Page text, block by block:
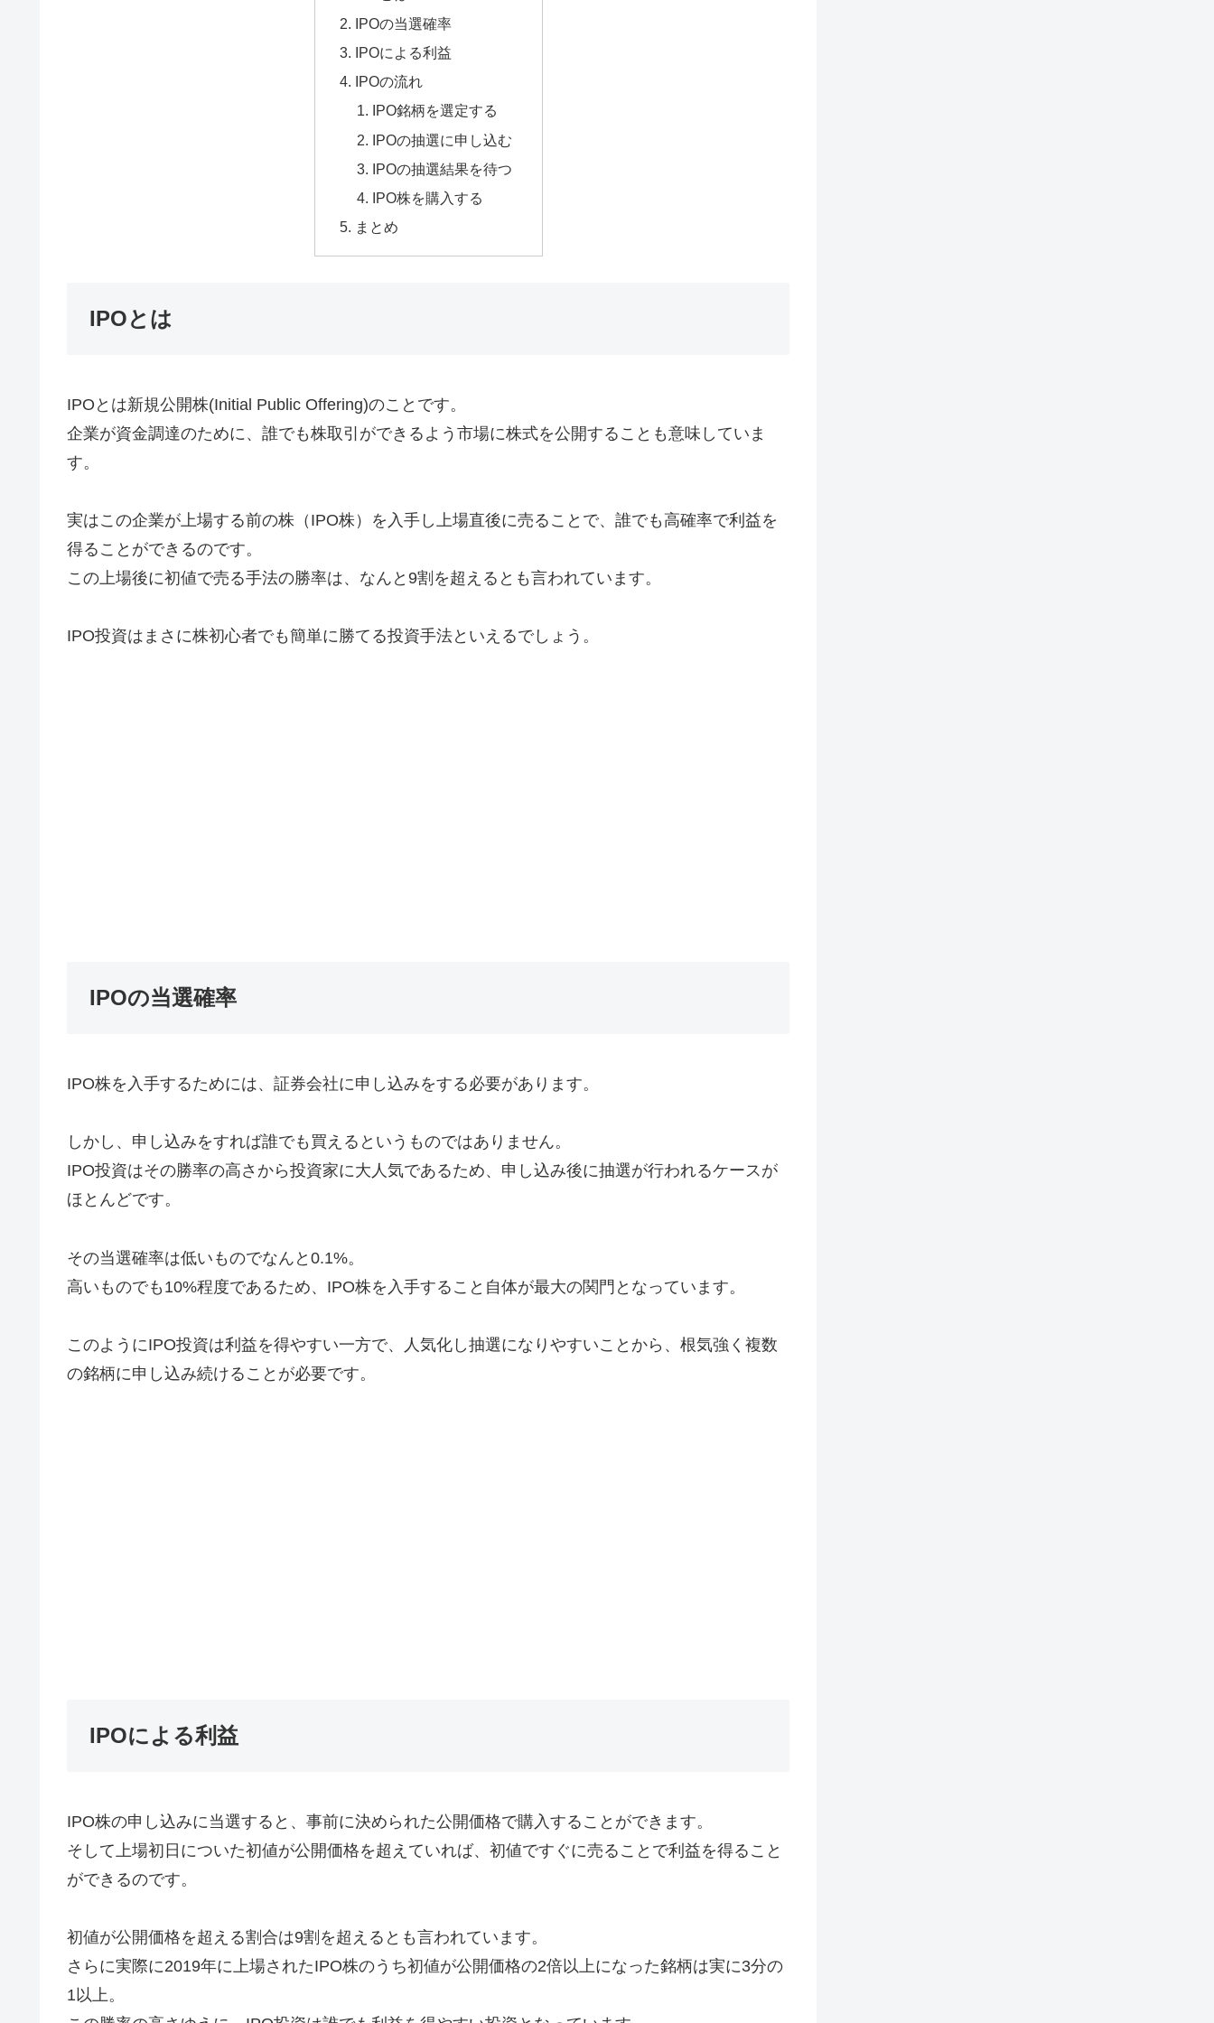
IPOの当選確率
IPOによる利益
IPOの流れ
IPO銘柄を選定する
IPOの抽選に申し込む
IPOの抽選結果を待つ
IPO株を購入する
まとめ
IPOとは
IPOとは新規公開株(Initial Public Offering)のことです。
企業が資金調達のために、誰でも株取引ができるよう市場に株式を公開することも意味していま
す。
実はこの企業が上場する前の株（IPO株）を入手し上場直後に売ることで、誰でも高確率で利益を
得ることができるのです。
この上場後に初値で売る手法の勝率は、なんと9割を超えるとも言われています。
IPO投資はまさに株初心者でも簡単に勝てる投資手法といえるでしょう。
IPOの当選確率
IPO株を入手するためには、証券会社に申し込みをする必要があります。
しかし、申し込みをすれば誰でも買えるというものではありません。
IPO投資はその勝率の高さから投資家に大人気であるため、申し込み後に抽選が行われるケースが
ほとんどです。
その当選確率は低いものでなんと0.1%。
高いものでも10%程度であるため、IPO株を入手すること自体が最大の関門となっています。
このようにIPO投資は利益を得やすい一方で、人気化し抽選になりやすいことから、根気強く複数
の銘柄に申し込み続けることが必要です。
IPOによる利益
IPO株の申し込みに当選すると、事前に決められた公開価格で購入することができます。
そして上場初日についた初値が公開価格を超えていれば、初値ですぐに売ることで利益を得ること
ができるのです。
初値が公開価格を超える割合は9割を超えるとも言われています。
さらに実際に2019年に上場されたIPO株のうち初値が公開価格の2倍以上になった銘柄は実に3分の
1以上。